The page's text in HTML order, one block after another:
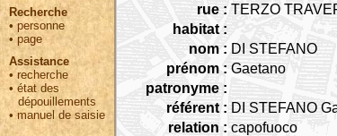
Recherche
• personne
•page
Assistance
• recherche
•état des
dépouillements
•manuel de saisie
rue : TERZO
habitat :
nom : DI STEFANO
prénom : Gaetano
patronyme :
référent : DI STEFANO
relation : capofuoco